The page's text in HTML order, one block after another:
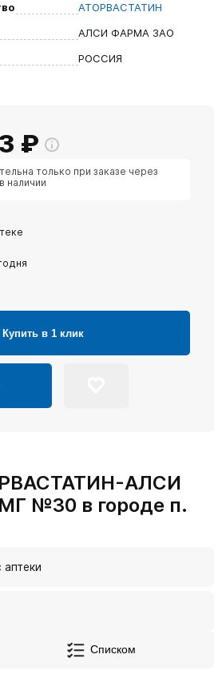
АТОРВАСТАТИН
АЛСИ ФАРМА ЗАО
РОССИЯ
₽
только при заказе через
наличии
Купить в 1 клик
АЛСИ
№30 в городе п.
Списком